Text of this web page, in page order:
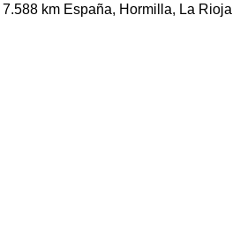
7.588 km España, Hormilla, La Rioja